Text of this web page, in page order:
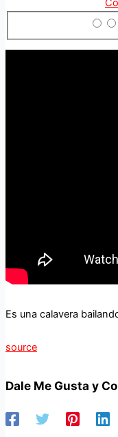
Es una calavera
source
Dale Me Gusta y